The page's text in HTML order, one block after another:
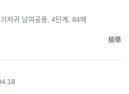
저귀 남여공용, 4단계, 84매
檢舉